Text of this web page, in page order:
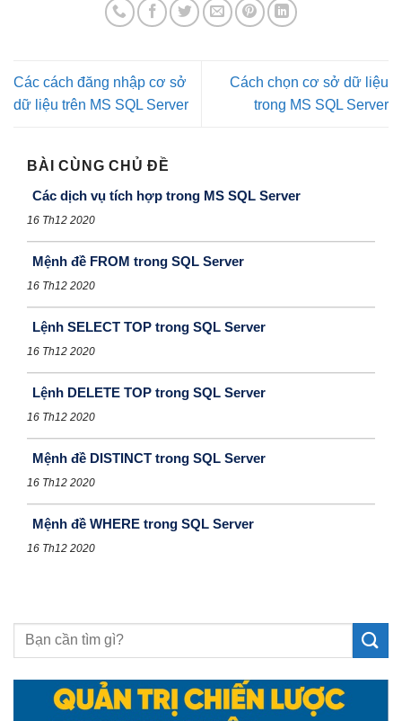
Các cách đăng nhập cơ sở
dữ liệu trên MS SQL Server
Cách chọn cơ sở dữ liệu
trong MS SQL Server
BÀI CÙNG CHỦ ĐỀ
Các dịch vụ tích hợp trong MS SQL Server
16 Th12 2020
Mệnh đề FROM trong SQL Server
16 Th12 2020
Lệnh SELECT TOP trong SQL Server
16 Th12 2020
Lệnh DELETE TOP trong SQL Server
16 Th12 2020
Mệnh đề DISTINCT trong SQL Server
16 Th12 2020
Mệnh đề WHERE trong SQL Server
16 Th12 2020